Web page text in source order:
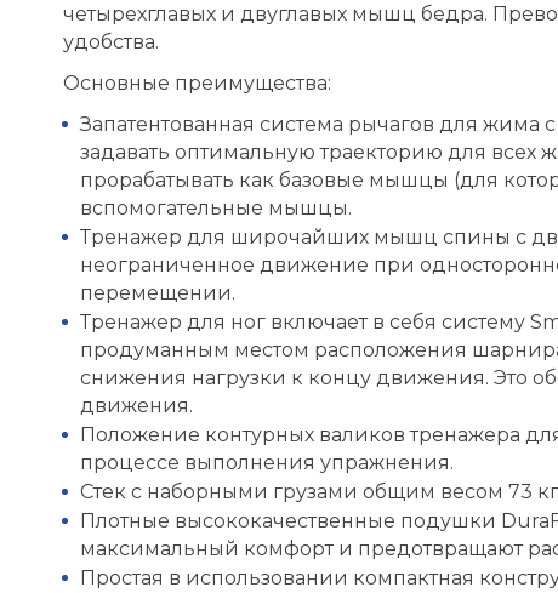
четырехглавых и двуглавых мышц бедра.
удобства.
Основные преимущества:
Запатентованная система рычагов для
задавать оптимальную траекторию для всех
прорабатывать как базовые мышцы (для
вспомогательные мышцы.
Тренажер для широчайших мышц спины с
неограниченное движение при
перемещении.
Тренажер для ног включает в себя систему
продуманным местом расположения
снижения нагрузки к концу движения. Это
движения.
Положение контурных валиков тренажера
процессе выполнения упражнения.
Стек с наборными грузами общим весом 73
Плотные высококачественные подушки
максимальный комфорт и предотвращают
Простая в использовании компактная